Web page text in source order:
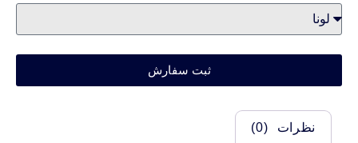
ثبت سفارش
نظرات (0)